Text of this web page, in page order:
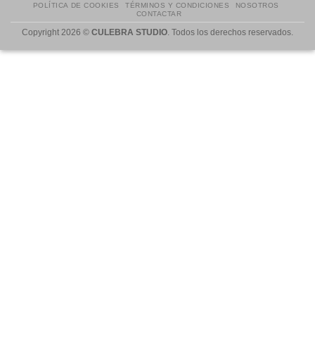
POLÍTICA DE COOKIES TÉRMINOS Y CONDICIONES
NOSOTROS
CONTACTAR
Copyright 2026 © CULEBRA STUDIO . Todos los derechos reservados.